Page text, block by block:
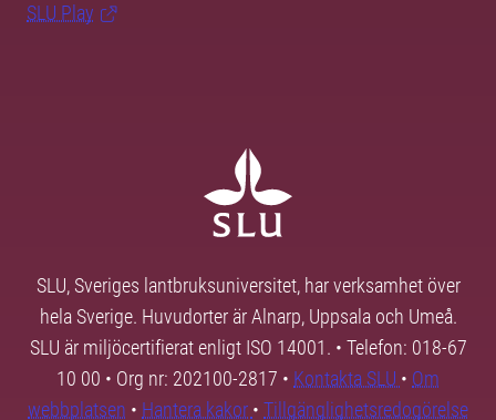
SLU Play
SLU, Sveriges lantbruksuniversitet, har verksamhet över
hela Sverige. Huvudorter är Alnarp, Uppsala och Umeå.
SLU är miljöcertifierat enligt ISO 14001. • Telefon: 018-67
10 00 • Org nr: 202100-2817 • Kontakta SLU • Om
webbplatsen • Hantera kakor • Tillgänglighetsredogörelse